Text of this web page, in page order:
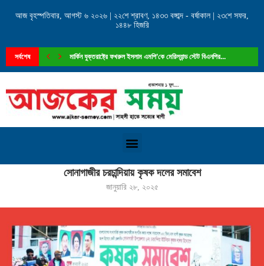
আজ বৃহস্পতিবার, আগস্ট ৬ ২০২৬ | ২২শে শ্রাবণ, ১৪৩৩ বঙ্গাব্দ - বর্ষাকাল | ২৩শে সফর,
১৪৪৮ হিজরি
সর্বশেষ মার্কিন যুক্তরাষ্ট্রে ফখরুল ইসলাম এমপি’কে মেরিল্যান্ড স্টেট বিএনপির...
সোনাগাজীর চরচান্দিয়ায় কৃষক দলের সমাবেশ
সোনাগাজীর চরচান্দিয়ায় কৃষক দলের সমাবেশ
জানুয়ারি ২৮, ২০২৫